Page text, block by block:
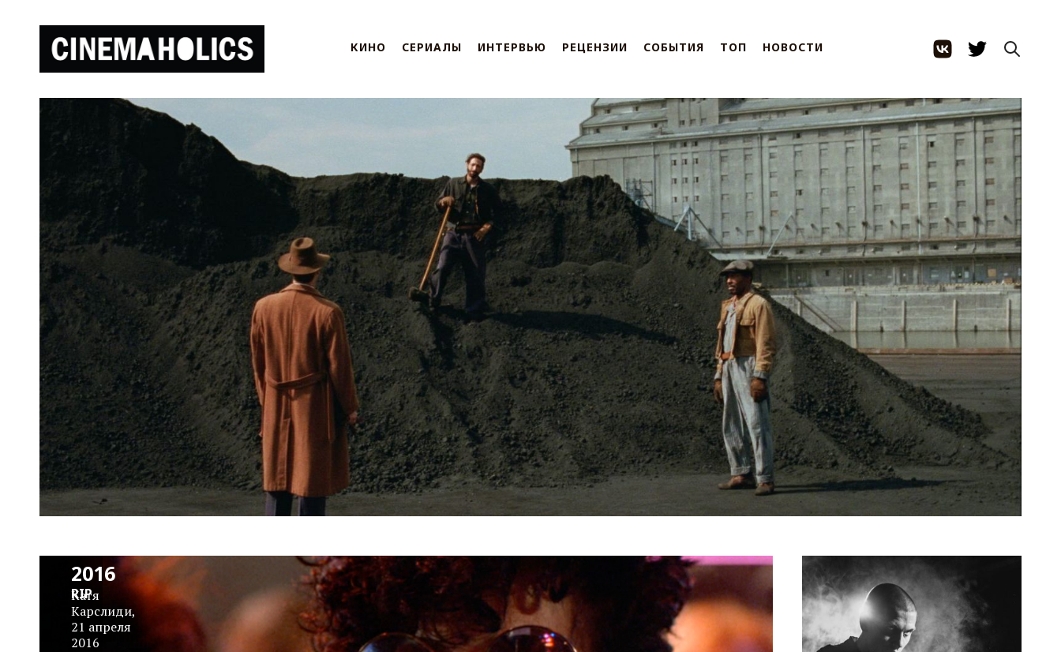
КИНО СЕРИАЛЫ ИНТЕРВЬЮ РЕЦЕНЗИИ СОБЫТИЯ ТОП НОВОСТИ
RIP
Prince
2016
Катя
Карслиди,
21 апреля
2016
RIP